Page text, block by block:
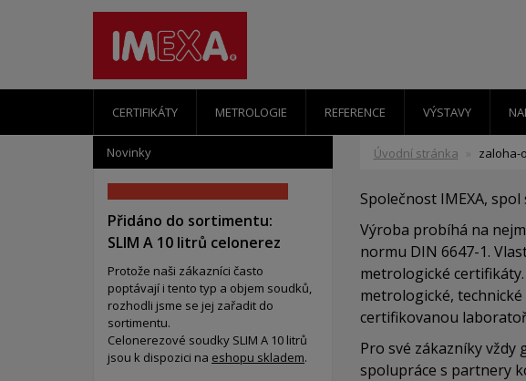
CERTIFIKÁTY METROLOGIE REFERENCE VÝSTAVY
Úvodní stránka zaloha-
Společnost IMEXA,
Výroba probíhá na
normu DIN 6647-1.
metrologické certifikáty.
metrologické,
certifikovanou
Pro své zákazníky
spolupráce s partnery
Novinky
Přidáno do sortimentu:
SLIM A 10 litrů celonerez
Protože naši zákazníci často
poptávají i tento typ a objem soudků,
rozhodli jsme se jej zařadit do
sortimentu.
Celonerezové soudky SLIM A 10 litrů
jsou k dispozici na eshopu skladem.